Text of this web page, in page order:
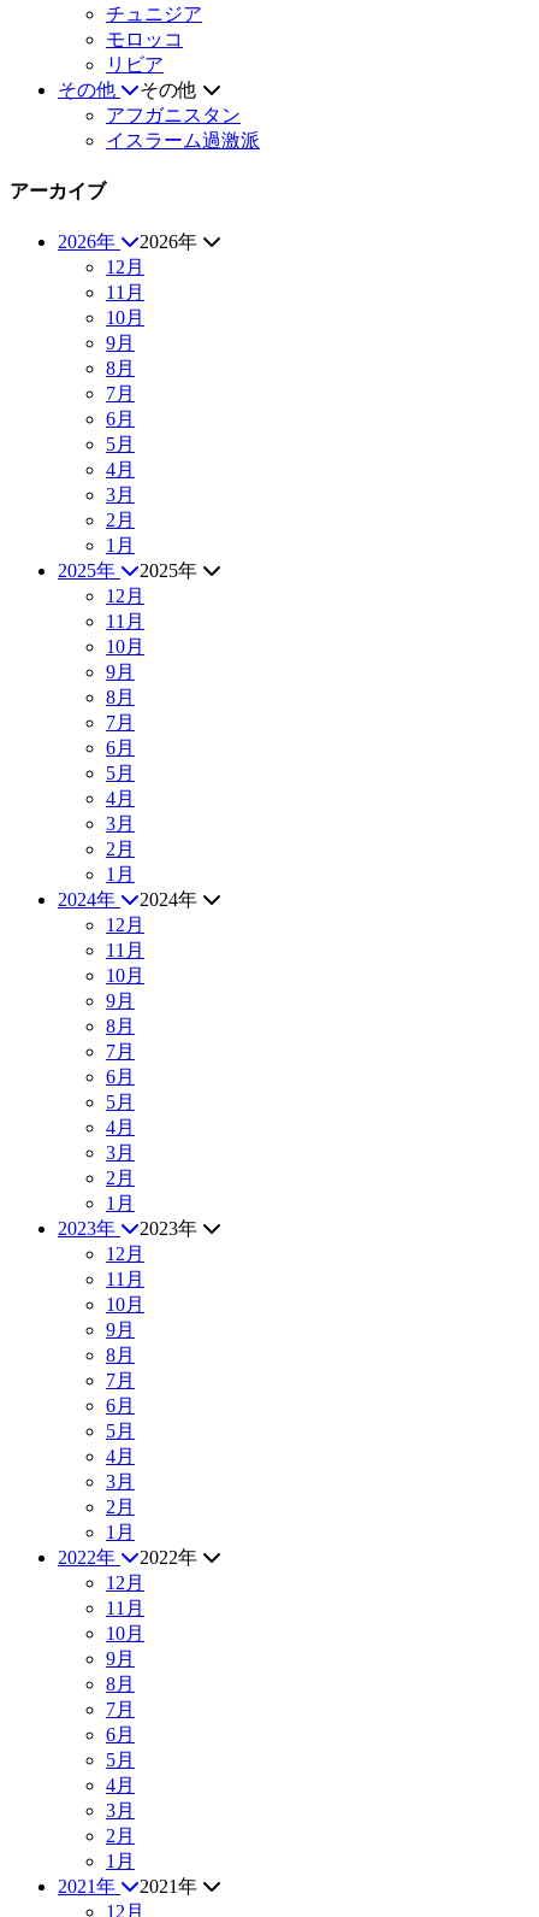
チュニジア
モロッコ
リビア
その他
その他
アフガニスタン
イスラーム過激派
アーカイブ
2026年
2026年
12月
11月
10月
9月
8月
7月
6月
5月
4月
3月
2月
1月
2025年
2025年
12月
11月
10月
9月
8月
7月
6月
5月
4月
3月
2月
1月
2024年
2024年
12月
11月
10月
9月
8月
7月
6月
5月
4月
3月
2月
1月
2023年
2023年
12月
11月
10月
9月
8月
7月
6月
5月
4月
3月
2月
1月
2022年
2022年
12月
11月
10月
9月
8月
7月
6月
5月
4月
3月
2月
1月
2021年
2021年
12月